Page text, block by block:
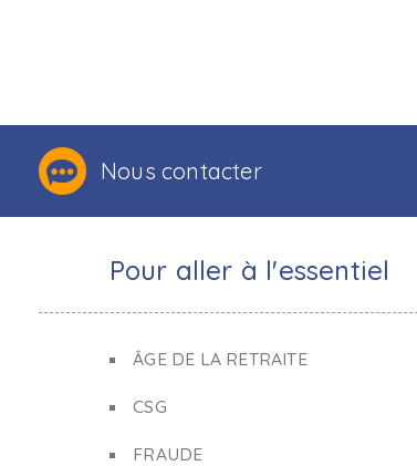
Nous contacter
Pour aller à l'essentiel
ÂGE DE LA RETRAITE
CSG
FRAUDE